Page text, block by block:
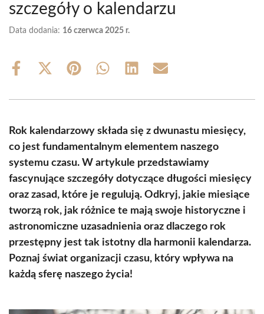
szczegóły o kalendarzu
Data dodania: 16 czerwca 2025 r.
Share
Share
(Twitter)
Share Share Share Share
Rok kalendarzowy składa się z dwunastu miesięcy,
co jest fundamentalnym elementem naszego
systemu czasu. W artykule przedstawiamy
fascynujące szczegóły dotyczące długości miesięcy
oraz zasad, które je regulują. Odkryj, jakie miesiące
tworzą rok, jak różnice te mają swoje historyczne i
astronomiczne uzasadnienia oraz dlaczego rok
przestępny jest tak istotny dla harmonii kalendarza.
Poznaj świat organizacji czasu, który wpływa na
każdą sferę naszego życia!